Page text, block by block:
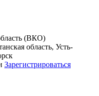
(ВКО)
область, Усть-
Зарегистрироваться